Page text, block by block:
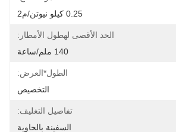
0.25 كيلو نيوتن/م2
الحد الأقصى لهطول الأمطار:
140 ملم/ساعة
الطول*العرض:
التخصيص
تفاصيل التغليف:
السفينة بالحاوية